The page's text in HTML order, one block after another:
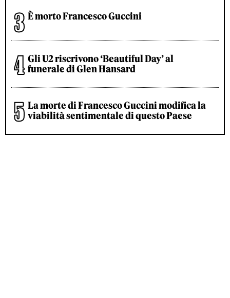
È morto Francesco Guccini
Gli U2 riscrivono ‘Beautiful Day’ al
funerale di Glen Hansard
La morte di Francesco Guccini modifica la
viabilità sentimentale di questo Paese